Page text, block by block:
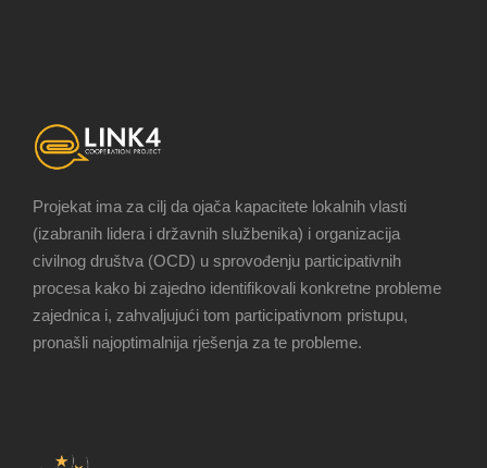
Projekat ima za cilj da ojača kapacitete lokalnih vlasti
(izabranih lidera i državnih službenika) i organizacija
civilnog društva (OCD) u sprovođenju participativnih
procesa kako bi zajedno identifikovali konkretne probleme
zajednica i, zahvaljujući tom participativnom pristupu,
pronašli najoptimalnija rješenja za te probleme.